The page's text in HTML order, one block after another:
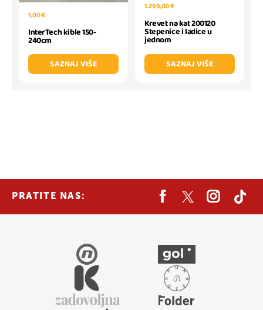
1,00 €
InterTech kible 150-
240cm
SAZNAJ VIŠE
1.299,00 €
Krevet na kat 200120
Stepenice i ladice u
jednom
SAZNAJ VIŠE
PRATITE NAS: